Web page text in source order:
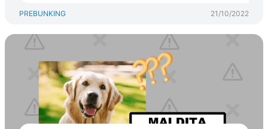
PREBUNKING 21/10/2022